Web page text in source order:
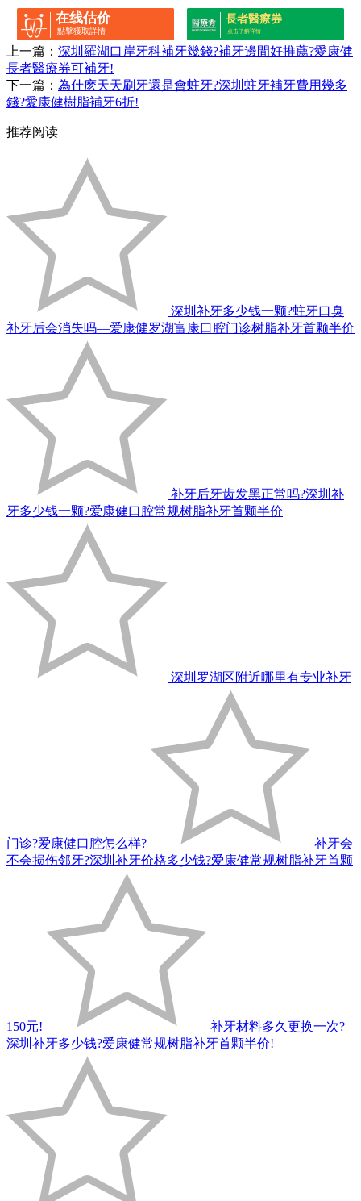
在线估价
點擊獲取詳情
長者醫療券
点击了解详情
上一篇： 深圳羅湖口岸牙科補牙幾錢?補牙邊間好推薦?愛康健
長者醫療券可補牙!
下一篇： 為什麽天天刷牙還是會蛀牙?深圳蛀牙補牙費用幾多
錢?愛康健樹脂補牙6折!
推荐阅读
深圳补牙多少钱一颗?蛀牙口臭
补牙后会消失吗—爱康健罗湖富康口腔门诊树脂补牙首颗半价
补牙后牙齿发黑正常吗?深圳补
牙多少钱一颗?爱康健口腔常规树脂补牙首颗半价
深圳罗湖区附近哪里有专业补牙
门诊?爱康健口腔怎么样?
补牙会
不会损伤邻牙?深圳补牙价格多少钱?爱康健常规树脂补牙首颗
150元!
补牙材料多久更换一次?
深圳补牙多少钱?爱康健常规树脂补牙首颗半价!